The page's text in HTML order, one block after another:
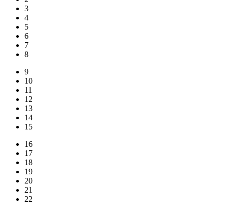
3
4
5
6
7
8
9
10
11
12
13
14
15
16
17
18
19
20
21
22